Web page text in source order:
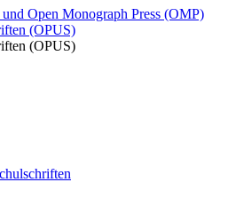
Open Monograph Press (OMP)
(OPUS)
(OPUS)